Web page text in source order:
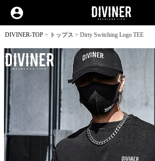
account_circle
DIVINER-TOP トップス Dirty Switching Logo TEE